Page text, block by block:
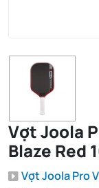
Vợt Joola
Blaze Red
Vợt Joola Pro V